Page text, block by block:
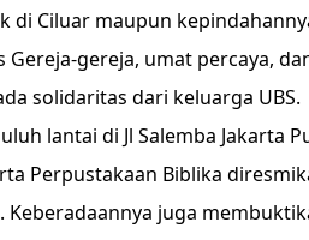
di Ciluar maupun
gereja, umat percaya,
solidaritas dari keluarga UBS.
lantai di Jl Salemba Jakarta
Perpustakaan Biblika
Keberadaannya juga